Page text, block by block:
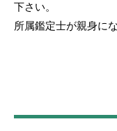
下さい。
所属鑑定士が親身に